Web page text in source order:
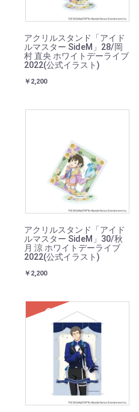
アクリルスタンド「アイド
ルマスター SideM」28/岡
村 直央 ホワイトデーライブ
2022(公式イラスト)
￥2,200
アクリルスタンド「アイド
ルマスター SideM」30/秋
月 涼 ホワイトデーライブ
2022(公式イラスト)
￥2,200
SOLD